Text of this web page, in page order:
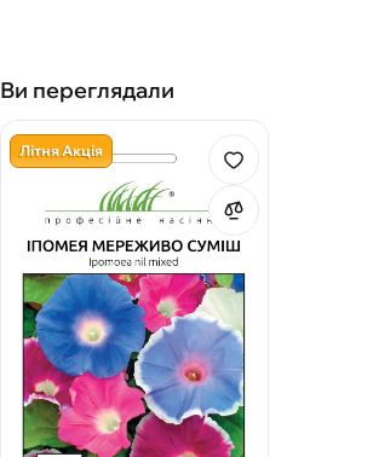
Ви переглядали
Літня Акція